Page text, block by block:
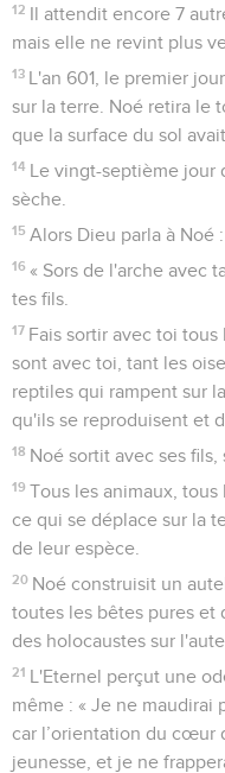
12 Il attendit encore 7
mais elle ne revint plus
13 L'an 601, le premier
sur la terre. Noé retira le
que la surface du sol
14 Le vingt-septième jour
sèche.
15 Alors Dieu parla à Noé :
16 « Sors de l'arche avec
tes fils.
17 Fais sortir avec toi
sont avec toi, tant les
reptiles qui rampent sur
qu'ils se reproduisent et
18 Noé sortit avec ses fils,
19 Tous les animaux,
ce qui se déplace sur la
de leur espèce.
20 Noé construisit un
toutes les bêtes pures et
des holocaustes sur
21 L'Eternel perçut une
même : « Je ne maudirai
car l’orientation du cœur
jeunesse, et je ne